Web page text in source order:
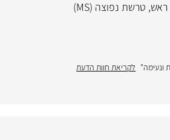
ראש, טרשת נפוצה (MS)
ונעימה" לקריאת חוות הדעת